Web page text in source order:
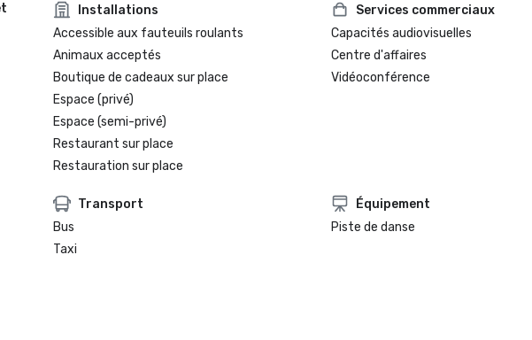
Installations
Accessible aux fauteuils roulants
Animaux acceptés
Boutique de cadeaux sur place
Espace (privé)
Espace (semi-privé)
Restaurant sur place
Restauration sur place
Services commerciaux
Capacités audiovisuelles
Centre d'affaires
Vidéoconférence
Transport
Bus
Taxi
Équipement
Piste de danse